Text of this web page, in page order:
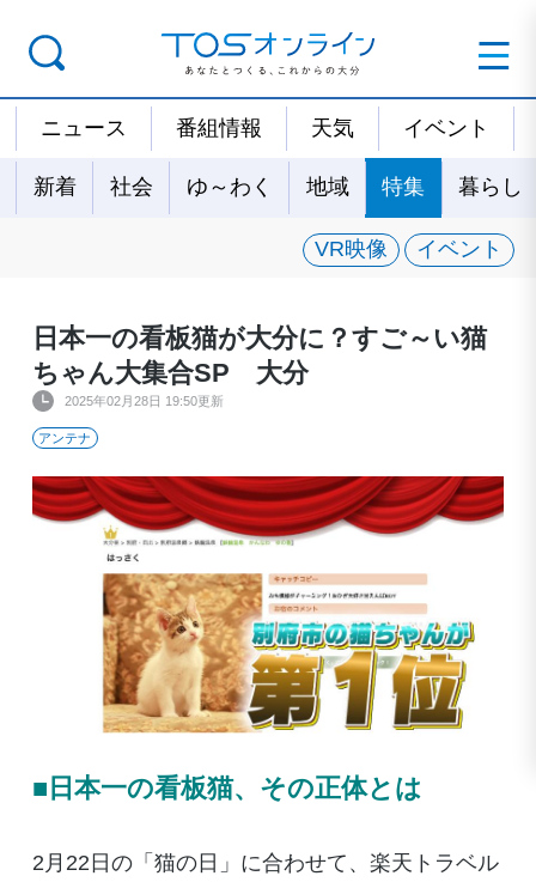
ニュース 番組情報 天気 イベント
新着 社会 ゆ～わく 地域 特集 暮らし
VR映像 イベント
日本一の看板猫が大分に？すご～い猫
ちゃん大集合SP 大分
2025年02月28日 19:50更新
アンテナ
■日本一の看板猫、その正体とは
2月22日の「猫の日」に合わせて、楽天トラベル